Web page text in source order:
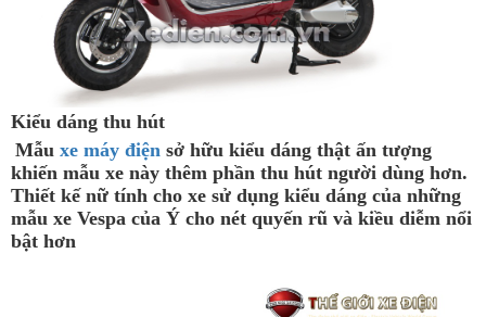
Kiểu dáng thu hút
Mẫu xe máy điện sở hữu kiểu dáng thật ấn tượng
khiến mẫu xe này thêm phần thu hút người dùng hơn.
Thiết kế nữ tính cho xe sử dụng kiểu dáng của những
mẫu xe Vespa của Ý cho nét quyến rũ và kiều diễm nổi
bật hơn